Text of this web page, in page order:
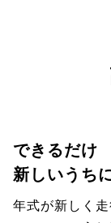
できるだけ
新しいうち
年式が新しく